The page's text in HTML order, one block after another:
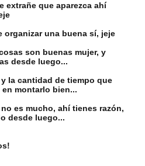
extrañe que aparezca ahí
organizar una buena sí, jeje
son buenas mujer, y
desde luego...
la cantidad de tiempo que
montarlo bien...
es mucho, ahí tienes razón,
desde luego...